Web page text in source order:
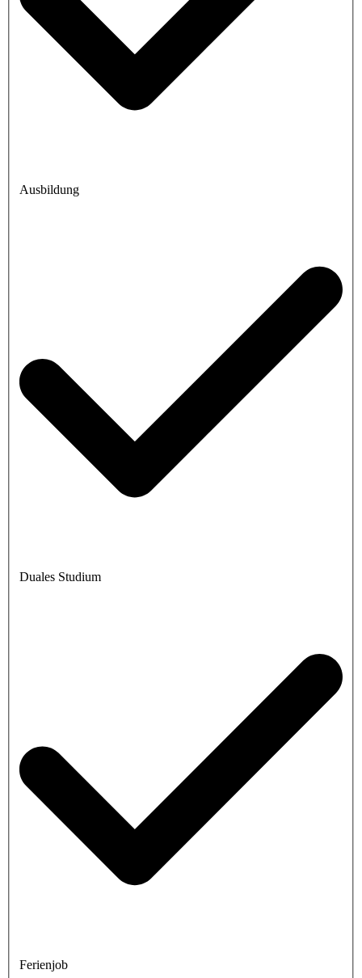
Ausbildung
Duales Studium
Ferienjob